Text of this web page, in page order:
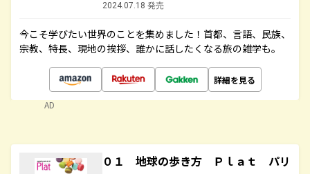
2024.07.18 発売
今こそ学びたい世界のことを集めました！首都、言語、民族、
宗教、特長、現地の挨拶、誰かに話したくなる旅の雑学も。
詳細を見る
AD
０１ 地球の歩き方 Ｐｌａｔ パリ